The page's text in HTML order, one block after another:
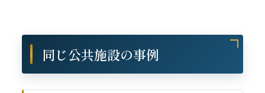
同じ公共施設の事例